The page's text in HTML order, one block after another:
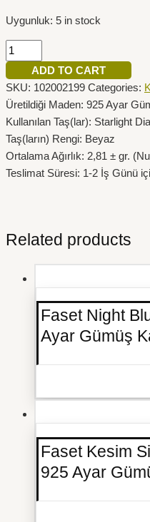
Uygunluk: 5 in stock
ADD TO CART
SKU: 102002199 Categories:
Üretildiği Maden: 925 Ayar
Kullanılan Taş(lar): Starlight
Taş(ların) Rengi: Beyaz
Ortalama Ağırlık: 2,81 ± gr.
Teslimat Süresi: 1-2 İş Günü
Related products
Faset Night
Ayar Gümüş
Faset Kesim
925 Ayar